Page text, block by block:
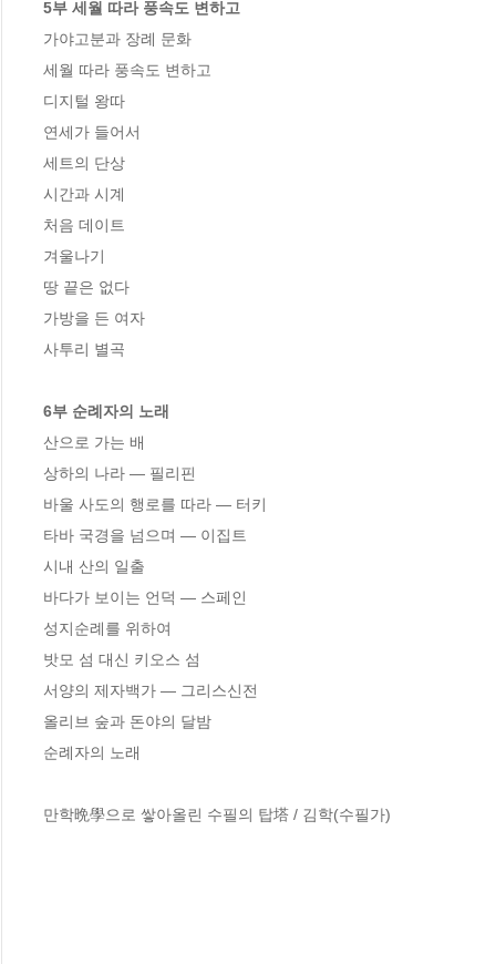
5부 세월 따라 풍속도 변하고
가야고분과 장례 문화
세월 따라 풍속도 변하고
디지털 왕따
연세가 들어서
세트의 단상
시간과 시계
처음 데이트
겨울나기
땅 끝은 없다
가방을 든 여자
사투리 별곡
6부 순례자의 노래
산으로 가는 배
상하의 나라 ― 필리핀
바울 사도의 행로를 따라 ― 터키
타바 국경을 넘으며 ― 이집트
시내 산의 일출
바다가 보이는 언덕 ― 스페인
성지순례를 위하여
밧모 섬 대신 키오스 섬
서양의 제자백가 ― 그리스신전
올리브 숲과 돈야의 달밤
순례자의 노래
만학晩學으로 쌓아올린 수필의 탑塔 / 김학(수필가)